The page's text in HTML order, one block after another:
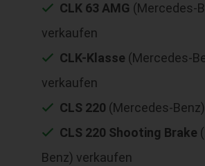
CLK 63 AMG (Mercedes-
verkaufen
CLK-Klasse (Mercedes-
verkaufen
CLS 220 (Mercedes-
CLS 220 Shooting Brake
Benz) verkaufen